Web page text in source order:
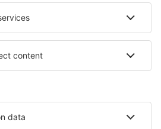
Hoteluri în Spania
Hoteluri pe Coasta Scheletelor